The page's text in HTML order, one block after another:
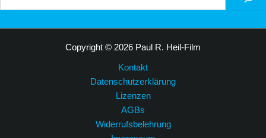
Copyright © 2026 Paul R. Heil-Film
Kontakt
Datenschutzerklärung
Lizenzen
AGBs
Widerrufsbelehrung